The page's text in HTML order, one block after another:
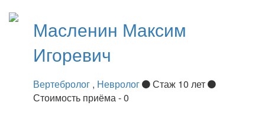
Масленин Максим
Игоревич
Вертебролог , Невролог
Стаж 10 лет
Стоимость приёма - 0